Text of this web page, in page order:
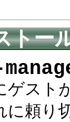
トー
ゲスト
に頼り